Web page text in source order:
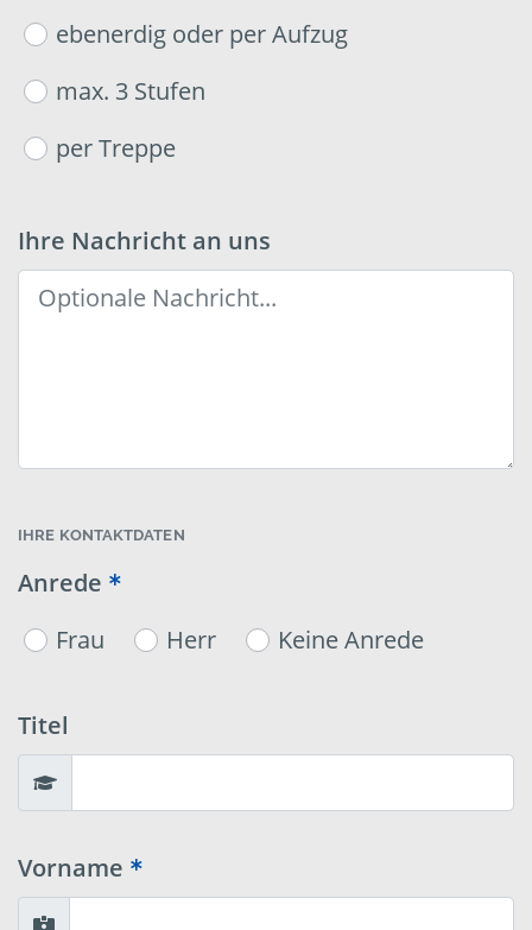
ebenerdig oder per Aufzug
max. 3 Stufen
per Treppe
Ihre Nachricht an uns
IHRE KONTAKTDATEN
Anrede
Frau
Herr Keine Anrede
Titel
Vorname